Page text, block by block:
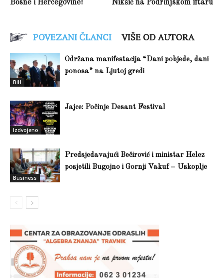
Bosne i Hercegovine! Nikšić na Podrinjskom iftaru
POVEZANI ČLANCI VIŠE OD AUTORA
BiH
Održana manifestacija “Dani pobjede, dani
ponosa” na Ljutoj gredi
Izdvojeno
Jajce: Počinje Desant Festival
Business
Predsjedavajući Bečirović i ministar Helez
posjetili Bugojno i Gornji Vakuf – Uskoplje